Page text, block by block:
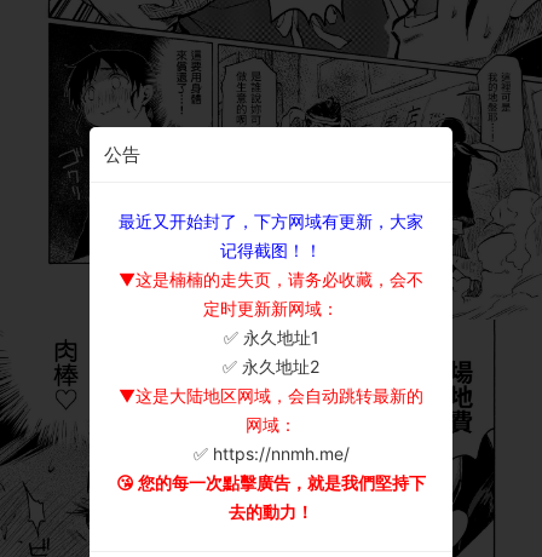
公告
最近又开始封了，下方网域有更新，大家
记得截图！！
▼这是楠楠的走失页，请务必收藏，会不
定时更新新网域：
✅ 永久地址1
✅ 永久地址2
▼这是大陆地区网域，会自动跳转最新的
网域：
✅ https://nnmh.me/
😘 您的每一次點擊廣告，就是我們堅持下
去的動力！